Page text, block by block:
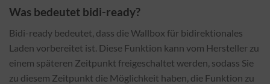
Was bedeutet bidi-ready?
Bidi-ready bedeutet, dass die Wallbox für bidirektionales
Laden vorbereitet ist. Diese Funktion kann vom Hersteller zu
einem späteren Zeitpunkt freigeschaltet werden, sodass Sie
zu diesem Zeitpunkt die Möglichkeit haben, die Funktion zu